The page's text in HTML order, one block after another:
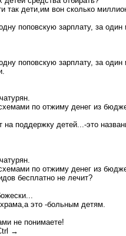
так дети,им вон сколько
поповскую зарплату, за один
поповскую зарплату, за один
по отжиму денег из
на поддержку детей...-это
по отжиму денег из
бесплатно не лечит?
храма,аэто -больным детям.
не понимаете!
→